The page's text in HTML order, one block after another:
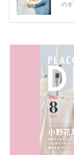
の
た
内
一番
解